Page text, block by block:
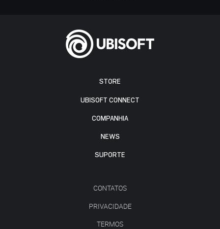
STORE
UBISOFT CONNECT
COMPANHIA
NEWS
SUPORTE
CONTATOS
PRIVACIDADE
TERMOS